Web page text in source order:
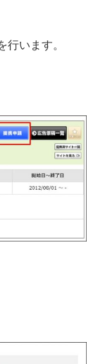
います。